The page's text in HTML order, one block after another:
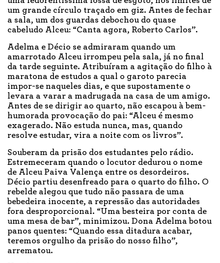
um grande círculo traçado em giz. Antes de fechar
a sala, um dos guardas debochou do quase
cabeludo Alceu: “Canta agora, Roberto Carlos”.
Adelma e Décio se admiraram quando um
amarrotado Alceu irrompeu pela sala, já no final
da tarde seguinte. Atribuíram a agitação do filho à
maratona de estudos a qual o garoto parecia
impor-se naqueles dias, e que supostamente o
levara a varar a madrugada na casa de um amigo.
Antes de se dirigir ao quarto, não escapou à bem-
humorada provocação do pai: “Alceu é mesmo
exagerado. Não estuda nunca, mas, quando
resolve estudar, vira a noite com os livros”.
Souberam da prisão dos estudantes pelo rádio.
Estremeceram quando o locutor dedurou o nome
de Alceu Paiva Valença entre os desordeiros.
Décio partiu desenfreado para o quarto do filho. O
rebelde alegou que tudo não passara de uma
bebedeira inocente, a repressão das autoridades
fora desproporcional. “Uma besteira por conta de
uma mesa de bar”, minimizou. Dona Adelma botou
panos quentes: “Quando essa ditadura acabar,
teremos orgulho da prisão do nosso filho”,
arrematou.